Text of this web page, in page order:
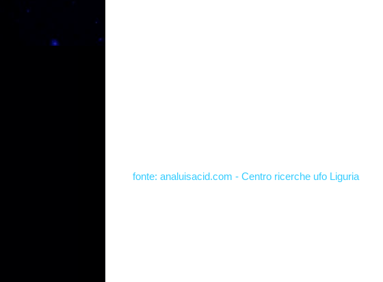
fonte: analuisacid.com - Centro ricerche ufo Liguria